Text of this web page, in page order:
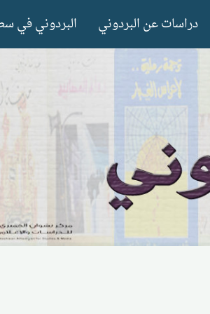
دراسات عن البردوني البردوني في